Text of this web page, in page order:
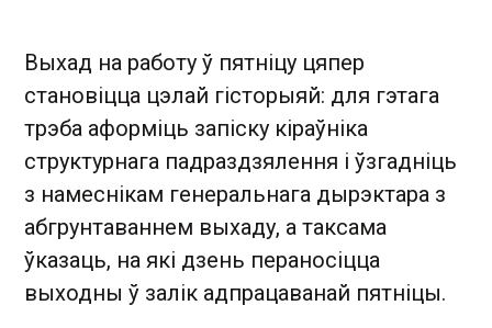
Выхад на работу ў пятніцу цяпер
становіцца цэлай гісторыяй: для гэтага
трэба аформіць запіску кіраўніка
структурнага падраздзялення і ўзгадніць
з намеснікам генеральнага дырэктара з
абгрунтаваннем выхаду, а таксама
ўказаць, на які дзень пераносіцца
выходны ў залік адпрацаванай пятніцы.